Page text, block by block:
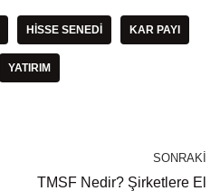
HISSE SENEDI KAR PAYI
YATIRIM
SONRAKI
TMSF Nedir? Şirketlere El